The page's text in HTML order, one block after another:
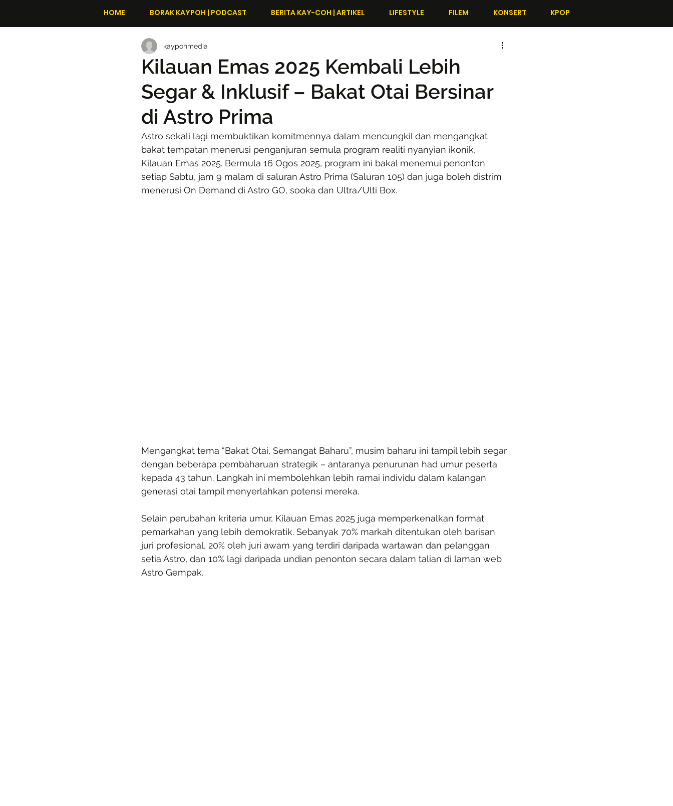
HOME BORAK KAYPOH | PODCAST BERITA KAY-COH | ARTIKEL LIFESTYLE FILEM KONSERT KPOP
Kilauan Emas 2025 Kembali Lebih
Segar & Inklusif – Bakat Otai Bersinar
di Astro Prima
kaypohmedia
Astro sekali lagi membuktikan komitmennya dalam mencungkil dan mengangkat
bakat tempatan menerusi penganjuran semula program realiti nyanyian ikonik,
Kilauan Emas 2025. Bermula 16 Ogos 2025, program ini bakal menemui penonton
setiap Sabtu, jam 9 malam di saluran Astro Prima (Saluran 105) dan juga boleh distrim
menerusi On Demand di Astro GO, sooka dan Ultra/Ulti Box.
Mengangkat tema “Bakat Otai, Semangat Baharu”, musim baharu ini tampil lebih segar
dengan beberapa pembaharuan strategik – antaranya penurunan had umur peserta
kepada 43 tahun. Langkah ini membolehkan lebih ramai individu dalam kalangan
generasi otai tampil menyerlahkan potensi mereka.
Selain perubahan kriteria umur, Kilauan Emas 2025 juga memperkenalkan format
pemarkahan yang lebih demokratik. Sebanyak 70% markah ditentukan oleh barisan
juri profesional, 20% oleh juri awam yang terdiri daripada wartawan dan pelanggan
setia Astro, dan 10% lagi daripada undian penonton secara dalam talian di laman web
Astro Gempak.